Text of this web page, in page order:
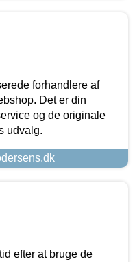
forhandlere af
Det er din
og de originale
udvalg.
efter at bruge de